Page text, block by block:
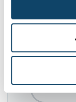
Ces plugins
refusé les
préférences.